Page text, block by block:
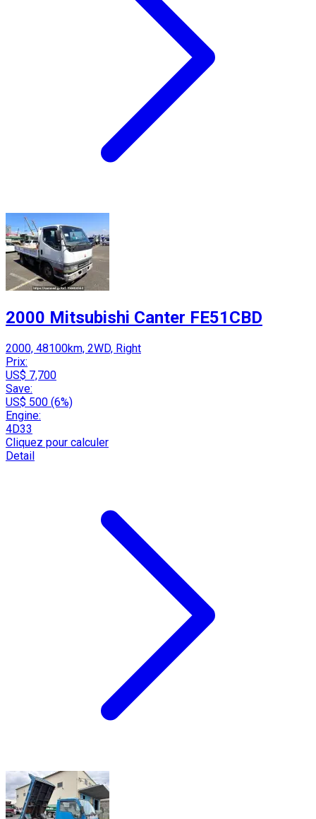
2000 Mitsubishi Canter FE51CBD
2000, 48100km, 2WD, Right
Prix:
US$ 7,700
Save:
US$ 500 (6%)
Engine:
4D33
Cliquez pour calculer
Detail